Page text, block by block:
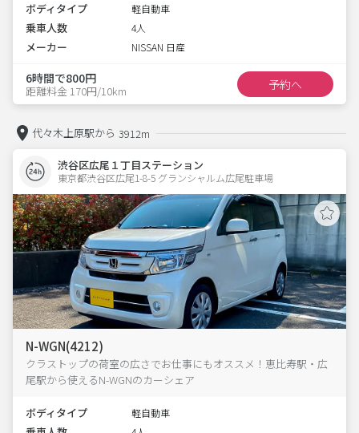
ボディタイプ 軽自動車
乗車人数 4人
メーカー NISSAN 日産
6時間で800円
距離料金 170円/10km 予約へ
代々木上原駅から 3912m
渋谷区広尾１丁目ステーション
東京都渋谷区広尾1-8-5 グランシャルム広尾駐車場
N-WGN(4212)
クラストップの荷室の広さでお仕事にもオススメ！恵比寿駅・広
尾駅から使えるN-WGNのカーシェア
ボディタイプ 軽自動車